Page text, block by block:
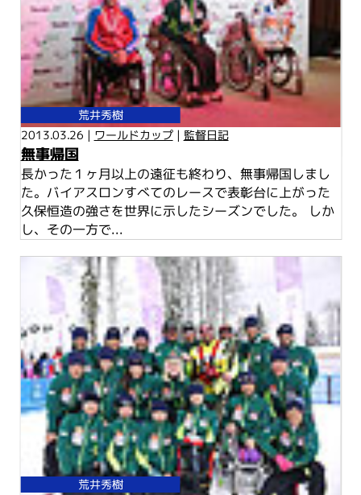
荒井秀樹
2013.03.26 | ワールドカップ| 監督日記
無事帰国
長かった１ヶ月以上の遠征も終わり、無事帰国しまし
た。バイアスロンすべてのレースで表彰台に上がった
久保恒造の強さを世界に示したシーズンでした。 しか
し、その一方で...
荒井秀樹